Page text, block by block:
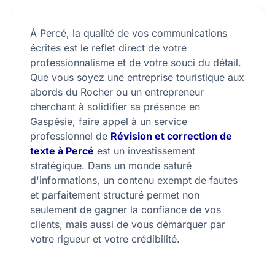
À Percé, la qualité de vos communications
écrites est le reflet direct de votre
professionnalisme et de votre souci du détail.
Que vous soyez une entreprise touristique aux
abords du Rocher ou un entrepreneur
cherchant à solidifier sa présence en
Gaspésie, faire appel à un service
professionnel de Révision et correction de
texte à Percé est un investissement
stratégique. Dans un monde saturé
d'informations, un contenu exempt de fautes
et parfaitement structuré permet non
seulement de gagner la confiance de vos
clients, mais aussi de vous démarquer par
votre rigueur et votre crédibilité.